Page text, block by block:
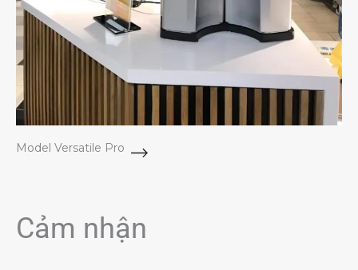
Model Versatile Pro
Cảm nhận